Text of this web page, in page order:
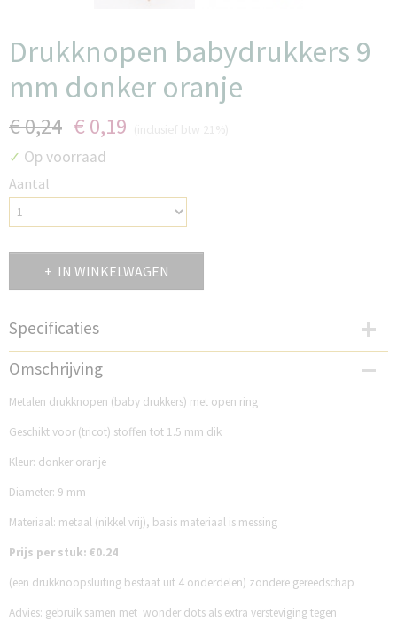
Drukknopen babydrukkers 9
mm donker oranje
€ 0,24 € 0,19
✓ Op voorraad
Aantal
IN WINKELWAGEN
Specificaties
Productcode
FGE004Z9
Omschrijving
Metalen drukknopen (baby drukkers) met open ring
Geschikt voor (tricot) stoffen tot 1.5 mm dik
Kleur: donker oranje
Diameter: 9 mm
Materiaal: metaal (nikkel vrij), basis materiaal is messing
Prijs per stuk: €0.24
(een drukknoopsluiting bestaat uit 4 onderdelen) zondere gereedschap
Advies: gebruik samen met wonder dots als extra versteviging tegen